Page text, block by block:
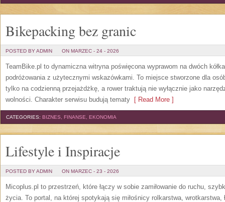
Bikepacking bez granic
POSTED BY ADMIN ON MARZEC - 24 - 2026
TeamBike.pl to dynamiczna witryna poświęcona wyprawom na dwóch
podróżowania z użytecznymi wskazówkami. To miejsce stworzone dla
tylko na codzienną przejażdżkę, a rower traktują nie wyłącznie jako
wolności. Charakter serwisu budują tematy [ Read More ]
CATEGORIES: BIZNES, FINANSE, EKONOMIA
Lifestyle i Inspiracje
POSTED BY ADMIN ON MARZEC - 23 - 2026
Micoplus.pl to przestrzeń, które łączy w sobie zamiłowanie do ruchu,
życia. To portal, na której spotykają się miłośnicy rolkarstwa, wrotkarstwa,